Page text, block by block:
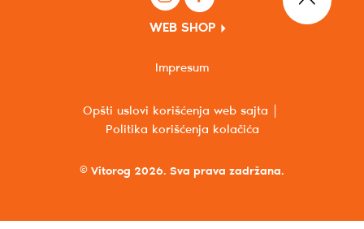
WEB SHOP
© Vitorog 2026. Sva prava zadržana.
Opšti uslovi korišćenja web sajta
Politika korišćenja kolačića
Impresum